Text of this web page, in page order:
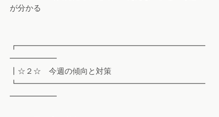
が分かる
┏━━━━━━━━━━━━━━━━━━━━━━━━
━━━━━━
┃☆２☆ 今週の傾向と対策
┗━━━━━━━━━━━━━━━━━━━━━━━━
━━━━━━